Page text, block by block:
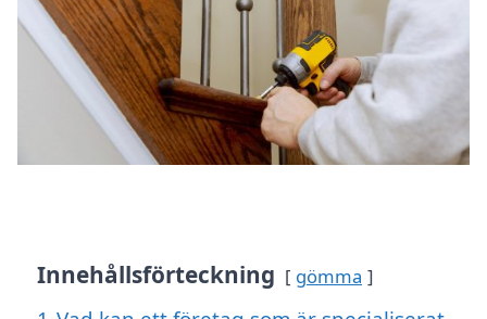
Innehållsförteckning gömma